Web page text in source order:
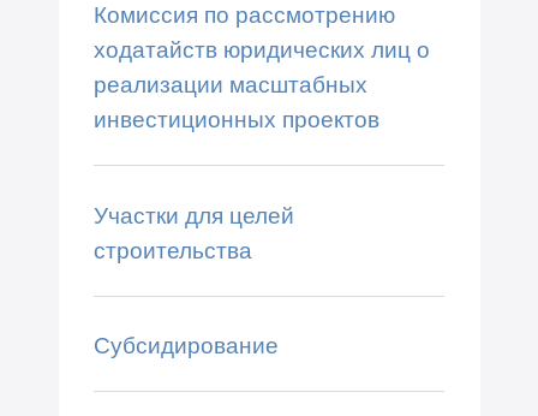
Комиссия по рассмотрению
ходатайств юридических лиц о
реализации масштабных
инвестиционных проектов
Участки для целей
строительства
Субсидирование